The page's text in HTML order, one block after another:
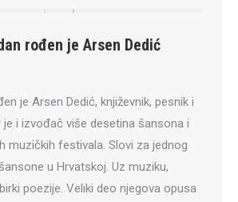
rođen je Arsen Dedić
je Arsen Dedić, književnik, pesnik i
i izvođač više desetina šansona i
muzičkih festivala. Slovi za jednog
u Hrvatskoj. Uz muziku,
poezije. Veliki deo njegova opusa